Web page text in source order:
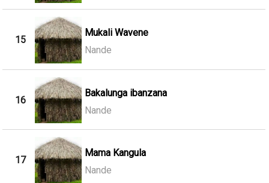
15
Mukali Wavene
Nande
16
Bakalunga ibanzana
Nande
17
Mama Kangula
Nande